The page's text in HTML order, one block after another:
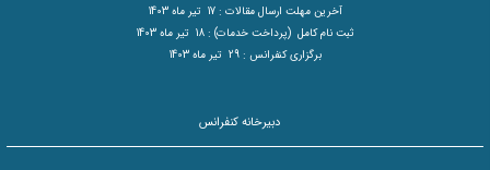
آخرین مهلت ارسال مقالات : 17 تیر ماه 1403
ثبت نام کامل (پرداخت خدمات) : 18 تیر ماه 1403
برگزاری کنفرانس : 29 تیر ماه 1403
دبیرخانه کنفرانس